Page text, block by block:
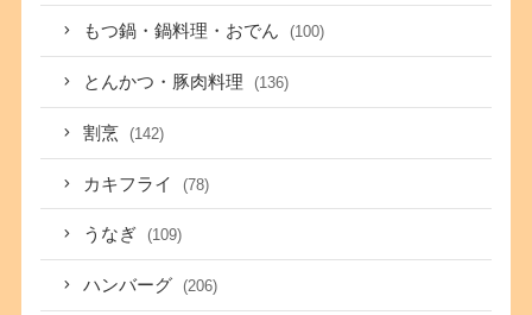
もつ鍋・鍋料理・おでん (100)
とんかつ・豚肉料理 (136)
割烹 (142)
カキフライ (78)
うなぎ (109)
ハンバーグ (206)